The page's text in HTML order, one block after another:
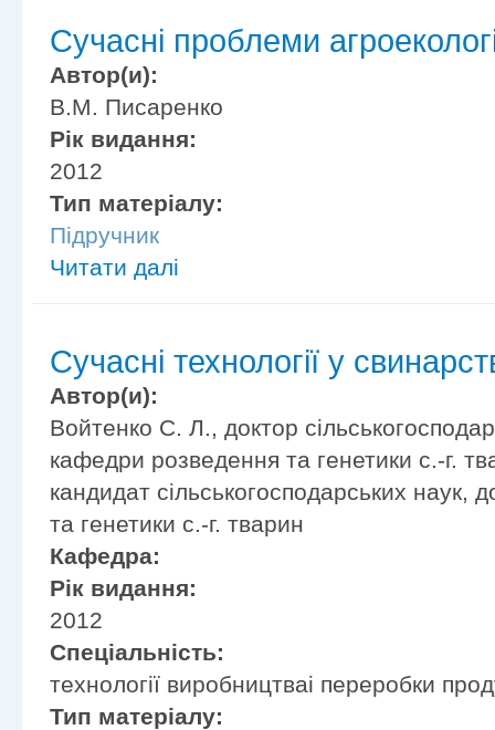
Сучасні проблеми
Автор(и):
В.М. Писаренко
Рік видання:
2012
Тип матеріалу:
Підручник
Читати далі
Сучасні технології у
Автор(и):
Войтенко С. Л., доктор
кафедри розведення та генетики с.-г.
кандидат сільськогосподарських наук,
та генетики с.-г. тварин
Кафедра:
Рік видання:
2012
Спеціальність:
технології виробництваі переробки
Тип матеріалу: